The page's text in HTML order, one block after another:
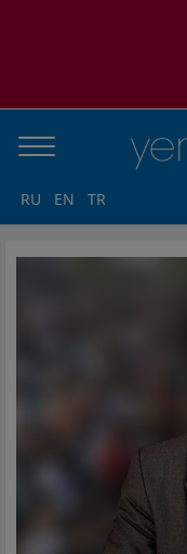
RU EN TR